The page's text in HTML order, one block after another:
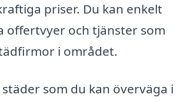
priser. Du kan enkelt
offertvyer och tjänster som
i området.
som du kan överväga i